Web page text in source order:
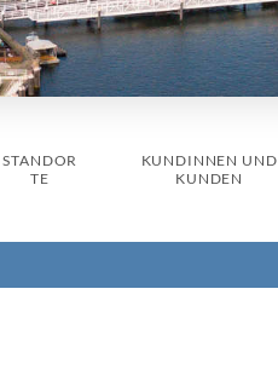
STANDOR
TE
KUNDINNEN UND
KUNDEN